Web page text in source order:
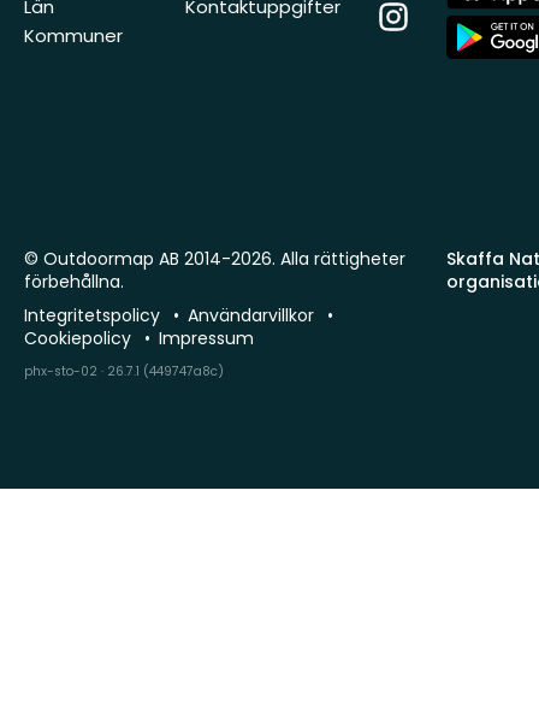
Län
Kommuner
Kontaktuppgifter
Instagram
App
Store
Skaffa
© Outdoormap AB 2014-2026. Alla rättigheter
förbehållna.
Integritetspolicy
Användarvillkor
Cookiepolicy
Impressum
phx-sto-02 · 26.7.1 (449747a8c)